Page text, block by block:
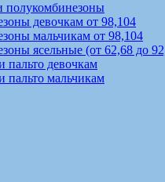
девочкам от 98,104
мальчикам от 98,104
ясельные (от 62,68 до
пальто девочкам
пальто мальчикам